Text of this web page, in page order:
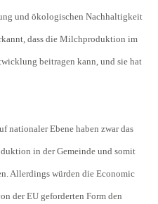
und ökologischen Nachhaltigkeit
dass die Milchproduktion im
beitragen kann, und sie hat
nationaler Ebene haben zwar das
in der Gemeinde und somit
Allerdings würden die Economic
der EU geforderten Form den